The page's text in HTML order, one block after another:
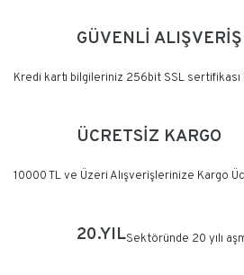
Yorum Yaz
GÜVENLİ ALIŞVERİŞ
Kredi kartı bilgileriniz 256bit SSL sertifikası
ÜCRETSİZ KARGO
10000 TL ve Üzeri Alışverişlerinize Kargo
20.YILSektöründe 20 yılı